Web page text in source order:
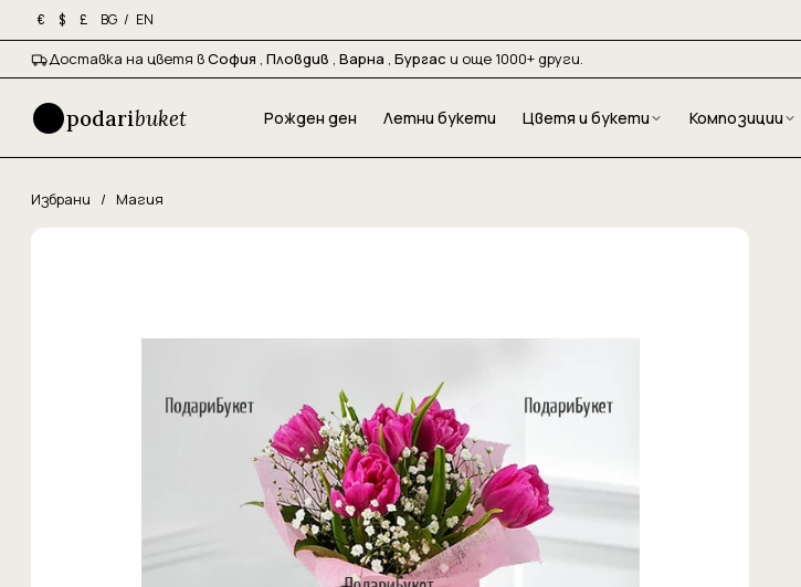
€ $ £ BG / EN
Доставка на цветя вСофия , Пловдив , Варна , Бургас и още 1000+ други.
podaribuket Рожден ден Летни букети Цветя и букети Композиции
Избрани / Магия